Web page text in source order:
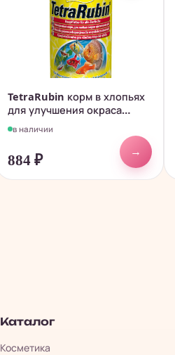
TetraRubin корм в хлопьях
для улучшения окраса
всех...
в наличии
884 ₽
→
Каталог
Косметика